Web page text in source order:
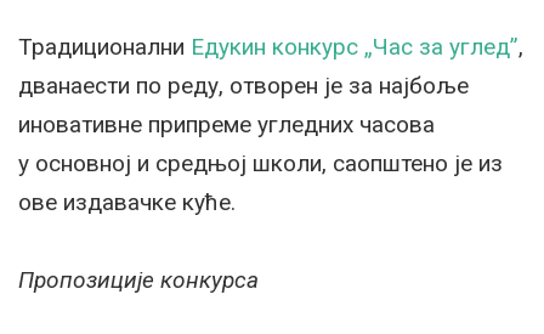
Традиционални Едукин конкурс „Час за углед”,
дванаести по реду, отворен је за најбоље
иновативне припреме угледних часова
у основној и средњој школи, саопштено је из
ове издавачке куће.
Пропозиције конкурса